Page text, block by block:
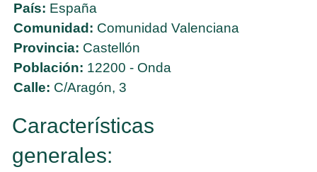
País: España
Comunidad: Comunidad Valenciana
Provincia: Castellón
Población: 12200 - Onda
Calle: C/Aragón, 3
Características
generales: